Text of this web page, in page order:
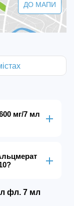
ДО МАПИ
мг/7 мл
фл. 7 мл